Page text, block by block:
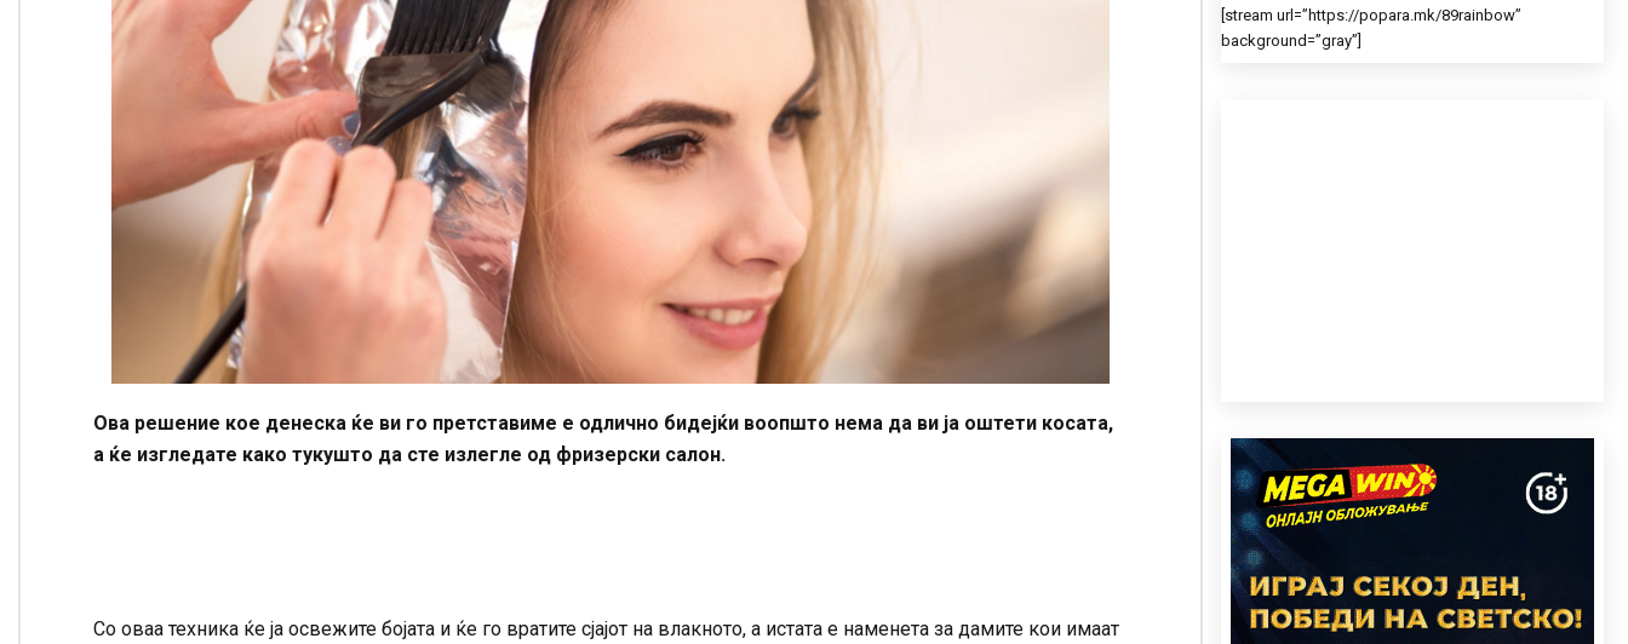
Ова решение кое денеска ќе ви го претставиме е одлично бидејќи воопшто нема да ви ја оштети косата,
а ќе изгледате како тукушто да сте излегле од фризерски салон.
Со оваа техника ќе ја освежите бојата и ќе го вратите сјајот на влакното, а истата е наменета за дамите кои имаат
[stream url=”https://popara.mk/89rainbow”
background=”gray”]